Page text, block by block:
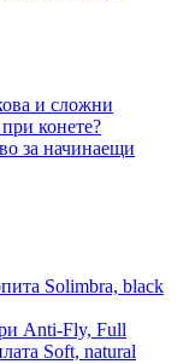
и сложни
конете?
за начинаещи
Solimbra, black
Anti-Fly, Full
Soft, natural